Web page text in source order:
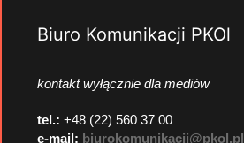
Biuro Komunikacji PKOl
kontakt wyłącznie dla mediów
tel.: +48 (22) 560 37 00
e-mail: biurokomunikacji@pkol.pl